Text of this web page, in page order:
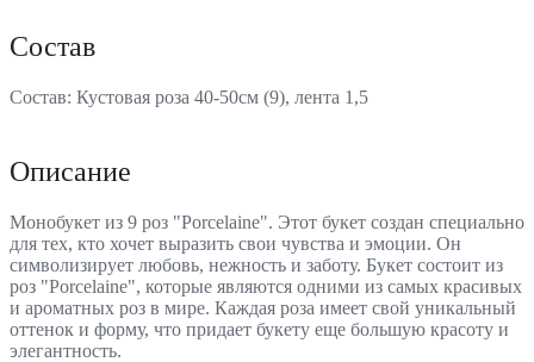
Состав
Состав: Кустовая роза 40-50см (9), лента 1,5
Описание
Монобукет из 9 роз "Porcelaine". Этот букет создан специально
для тех, кто хочет выразить свои чувства и эмоции. Он
символизирует любовь, нежность и заботу. Букет состоит из
роз "Porcelaine", которые являются одними из самых красивых
и ароматных роз в мире. Каждая роза имеет свой уникальный
оттенок и форму, что придает букету еще большую красоту и
элегантность.